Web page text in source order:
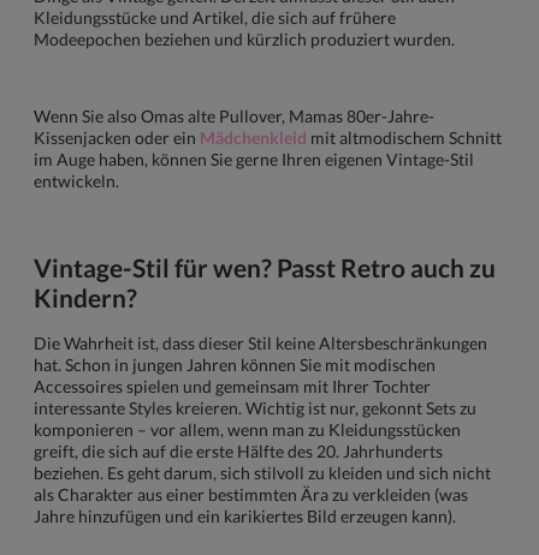
Kleidungsstücke und Artikel, die sich auf frühere
Modeepochen beziehen und kürzlich produziert wurden.
Wenn Sie also Omas alte Pullover, Mamas 80er-Jahre-
Kissenjacken oder ein Mädchenkleid mit altmodischem Schnitt
im Auge haben, können Sie gerne Ihren eigenen Vintage-Stil
entwickeln.
Vintage-Stil für wen? Passt Retro auch zu
Kindern?
Die Wahrheit ist, dass dieser Stil keine Altersbeschränkungen
hat. Schon in jungen Jahren können Sie mit modischen
Accessoires spielen und gemeinsam mit Ihrer Tochter
interessante Styles kreieren. Wichtig ist nur, gekonnt Sets zu
komponieren – vor allem, wenn man zu Kleidungsstücken
greift, die sich auf die erste Hälfte des 20. Jahrhunderts
beziehen. Es geht darum, sich stilvoll zu kleiden und sich nicht
als Charakter aus einer bestimmten Ära zu verkleiden (was
Jahre hinzufügen und ein karikiertes Bild erzeugen kann).